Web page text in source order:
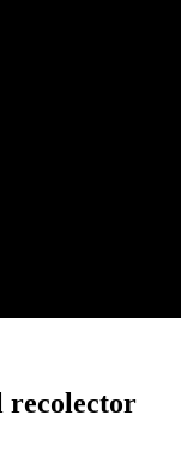
recolector